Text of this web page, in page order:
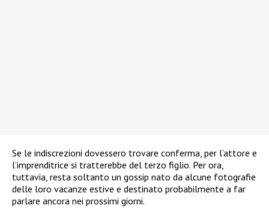
Se le indiscrezioni dovessero trovare conferma, per l’attore e
l’imprenditrice si tratterebbe del terzo figlio. Per ora,
tuttavia, resta soltanto un gossip nato da alcune fotografie
delle loro vacanze estive e destinato probabilmente a far
parlare ancora nei prossimi giorni.